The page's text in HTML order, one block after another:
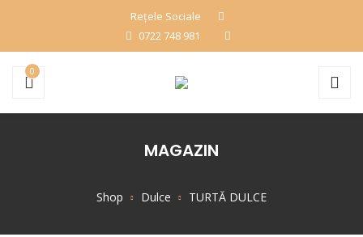
Rețele Sociale
0722 748 981
0
MAGAZIN
Shop Dulce TURTĂ DULCE